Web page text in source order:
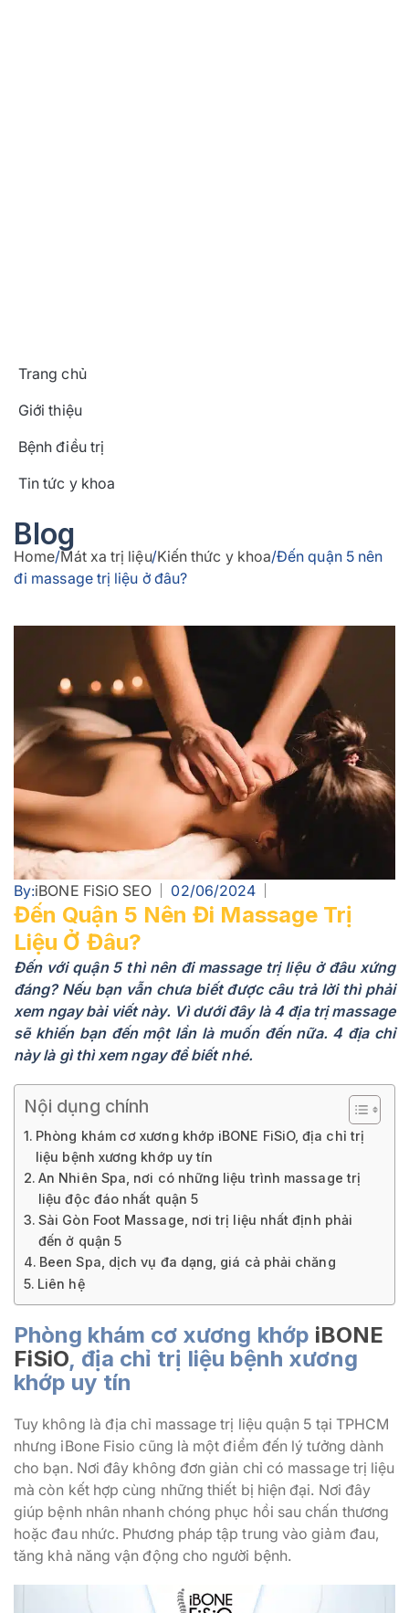
Trang chủ
Giới thiệu
Bệnh điều trị
Tin tức y khoa
Blog
Home/Mát xa trị liệu/Kiến thức y khoa/Đến quận 5 nên
đi massage trị liệu ở đâu?
By:iBONE FiSiO SEO 02/06/2024
Đến Quận 5 Nên Đi Massage Trị
Liệu Ở Đâu?
Đến với quận 5 thì nên đi massage trị liệu ở đâu xứng
đáng? Nếu bạn vẫn chưa biết được câu trả lời thì phải
xem ngay bài viết này. Vì dưới đây là 4 địa trị massage
sẽ khiến bạn đến một lần là muốn đến nữa. 4 địa chỉ
này là gì thì xem ngay để biết nhé.
Nội dụng chính
Phòng khám cơ xương khớp iBONE FiSiO, địa chỉ trị
liệu bệnh xương khớp uy tín
An Nhiên Spa, nơi có những liệu trình massage trị
liệu độc đáo nhất quận 5
Sài Gòn Foot Massage, nơi trị liệu nhất định phải
đến ở quận 5
Been Spa, dịch vụ đa dạng, giá cả phải chăng
Liên hệ
Phòng khám cơ xương khớp iBONE
FiSiO, địa chỉ trị liệu bệnh xương
khớp uy tín
Tuy không là địa chỉ massage trị liệu quận 5 tại TPHCM
nhưng iBone Fisio cũng là một điểm đến lý tưởng dành
cho bạn. Nơi đây không đơn giản chỉ có massage trị liệu
mà còn kết hợp cùng những thiết bị hiện đại. Nơi đây
giúp bệnh nhân nhanh chóng phục hồi sau chấn thương
hoặc đau nhức. Phương pháp tập trung vào giảm đau,
tăng khả năng vận động cho người bệnh.